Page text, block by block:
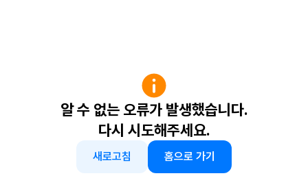
알 수 없는 오류가 발생했습니다.
다시 시도해주세요.
새로고침 홈으로 가기